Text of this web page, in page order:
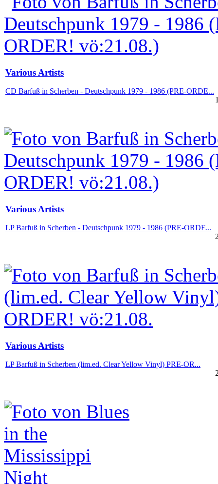
Various Artists
CD Barfuß in Scherben - Deutschpunk 1979 - 1986 (PRE-ORDE...
Various Artists
LP Barfuß in Scherben - Deutschpunk 1979 - 1986 (PRE-ORDE...
Various Artists
LP Barfuß in Scherben (lim.ed. Clear Yellow Vinyl) PRE-OR...